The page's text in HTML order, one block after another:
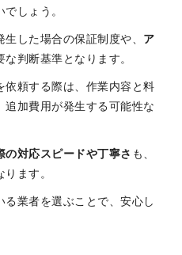
しょう。
した場合の保証制度や、 ア
な判断基準となります。
依頼する際は、作業内容と料
加費用が発生する可能性な
の対応スピードや丁寧さ も、
ます。
業者を選ぶことで、安心し